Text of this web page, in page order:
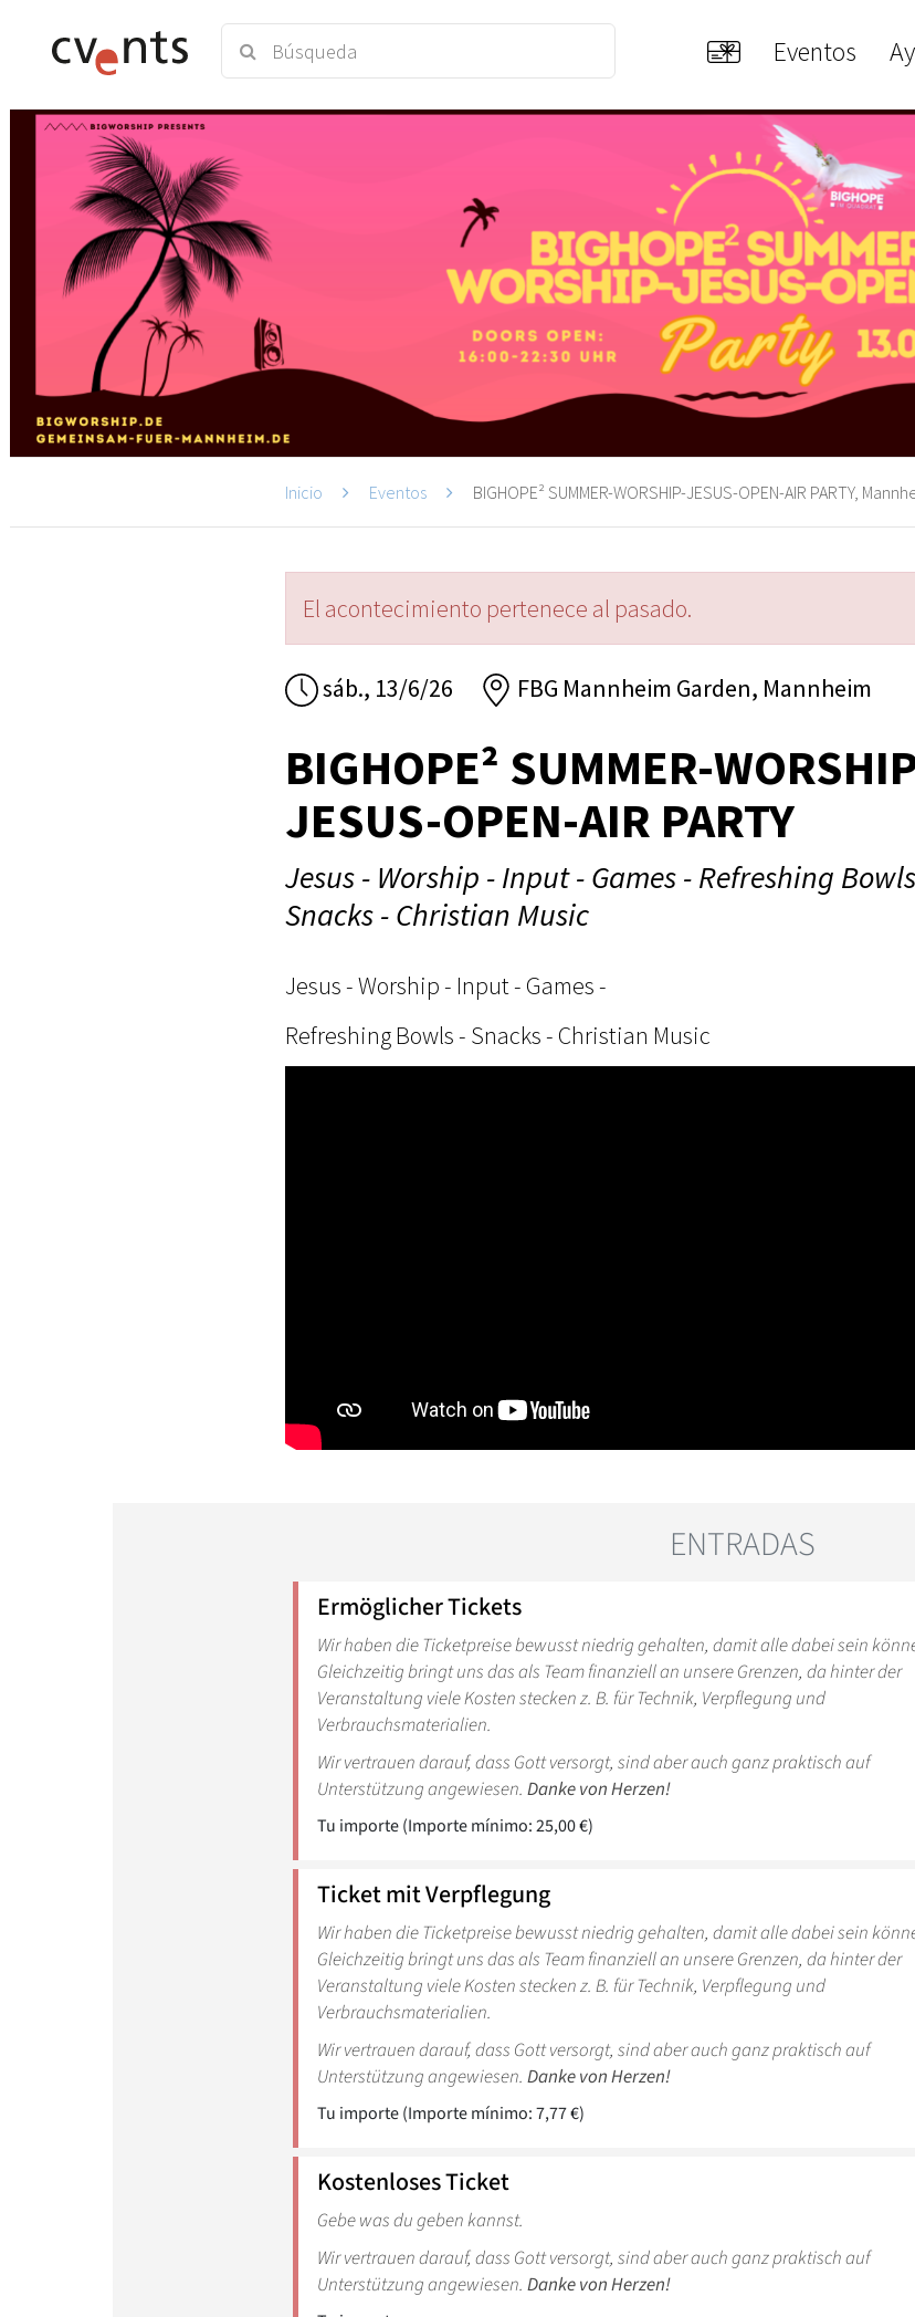
Eventos
Inicio Eventos BIGHOPE² SUMMER-WORSHIP-JESUS-OPEN-AIR PARTY,
El acontecimiento pertenece al pasado.
sáb., 13/6/26 FBG Mannheim Garden, Mannheim
BIGHOPE² SUMMER-
JESUS-OPEN-AIR PARTY
Jesus - Worship - Input - Games - Refreshing
Snacks - Christian Music
Jesus - Worship - Input - Games -
Refreshing Bowls - Snacks - Christian Music